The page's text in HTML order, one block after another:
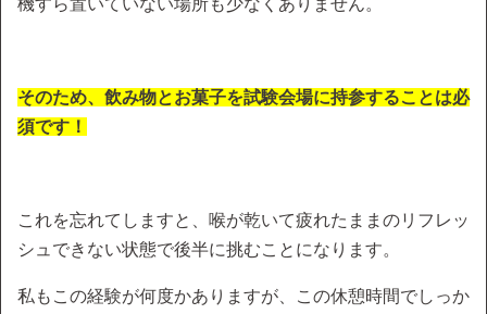
機すら置いていない場所も少なくありません。
そのため、飲み物とお菓子を試験会場に持参することは必
須です！
これを忘れてしますと、喉が乾いて疲れたままのリフレッ
シュできない状態で後半に挑むことになります。
私もこの経験が何度かありますが、この休憩時間でしっか